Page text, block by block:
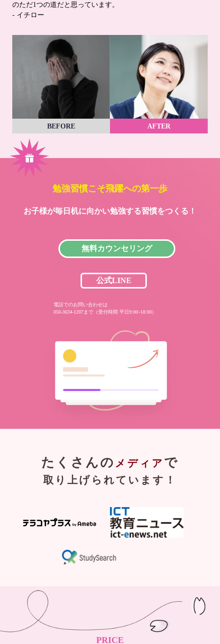
のただ1つの道だと思っています。
- イチロー
BEFORE AFTER
勉強習慣こそ飛躍への第一歩
お子様が毎日机に向かい勉強する習慣をつくる！
無料カウンセリング
公式LINE
電話でのお問い合わせは
050-3634-1207まで（受付時間 平日9:00~18:00）
たくさんの メディア で
取り上げられています！
PRICE